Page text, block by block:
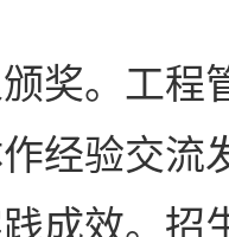
奖。工程
经验交流
成效。招